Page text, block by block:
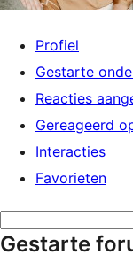
Profiel
Gestarte
Reacties
Gereageerd
Interacties
Favorieten
zoeken:
Gestarte